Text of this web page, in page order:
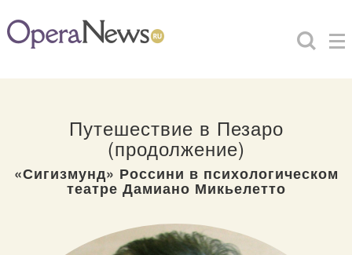
Путешествие в Пезаро
(продолжение)
«Сигизмунд» Россини в психологическом
театре Дамиано Микьелетто